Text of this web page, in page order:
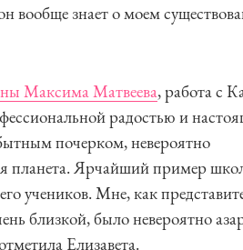
вообще знает о моем
Максима Матвеева, работа с
радостью и
почерком, невероятно
планета. Ярчайший пример
учеников. Мне, как
близкой, было невероятно
Елизавета.